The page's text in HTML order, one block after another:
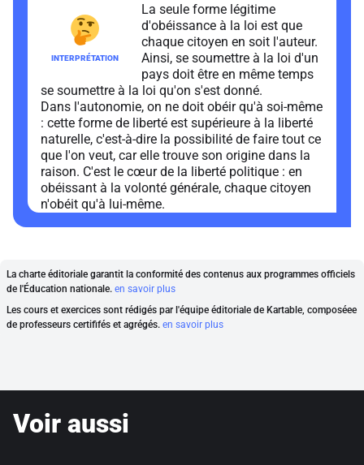
La seule forme légitime
d'obéissance à la loi est que
chaque citoyen en soit l'auteur.
Ainsi, se soumettre à la loi d'un
pays doit être en même temps
se soumettre à la loi qu'on s'est donné.
Dans l'autonomie, on ne doit obéir qu'à soi-même
: cette forme de liberté est supérieure à la liberté
naturelle, c'est-à-dire la possibilité de faire tout ce
que l'on veut, car elle trouve son origine dans la
raison. C'est le cœur de la liberté politique : en
obéissant à la volonté générale, chaque citoyen
n'obéit qu'à lui-même.
La charte éditoriale garantit la conformité des contenus aux programmes officiels
de l'Éducation nationale. en savoir plus
Les cours et exercices sont rédigés par l'équipe éditoriale de Kartable, composéee
de professeurs certififés et agrégés. en savoir plus
Voir aussi